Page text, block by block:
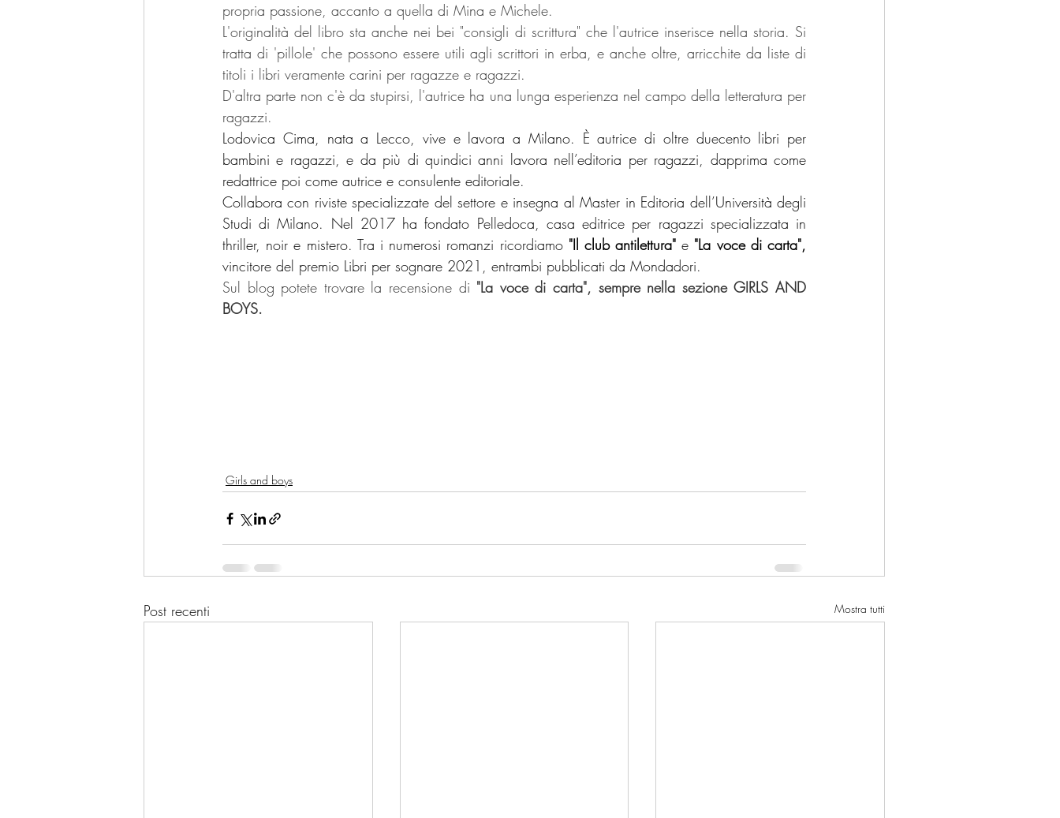
propria passione, accanto a quella di Mina e Michele.
L'originalità del libro sta anche nei bei "consigli di scrittura" che l'autrice inserisce nella storia. Si
tratta di 'pillole' che possono essere utili agli scrittori in erba, e anche oltre, arricchite da liste di
titoli i libri veramente carini per ragazze e ragazzi.
D'altra parte non c'è da stupirsi, l'autrice ha una lunga esperienza nel campo della letteratura per
ragazzi.
Lodovica Cima, nata a Lecco, vive e lavora a Milano. È autrice di oltre duecento libri per
bambini e ragazzi, e da più di quindici anni lavora nell’editoria per ragazzi, dapprima come
redattrice poi come autrice e consulente editoriale.
Collabora con riviste specializzate del settore e insegna al Master in Editoria dell’Università degli
Studi di Milano. Nel 2017 ha fondato Pelledoca, casa editrice per ragazzi specializzata in
thriller, noir e mistero. Tra i numerosi romanzi ricordiamo "Il club antilettura" e "La voce di carta",
vincitore del premio Libri per sognare 2021, entrambi pubblicati da Mondadori.
Sul blog potete trovare la recensione di "La voce di carta", sempre nella sezione GIRLS AND
BOYS.
Girls and boys
Post recenti Mostra tutti